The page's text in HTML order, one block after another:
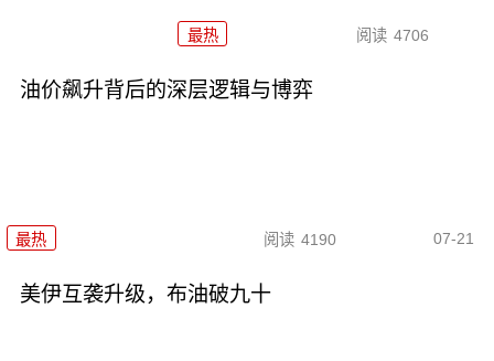
最热 阅读 4706
油价飙升背后的深层逻辑与博弈
最热 阅读 4190 07-21
美伊互袭升级，布油破九十